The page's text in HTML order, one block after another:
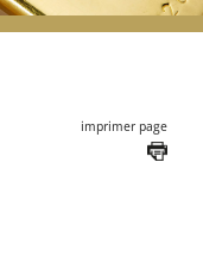
imprimer page